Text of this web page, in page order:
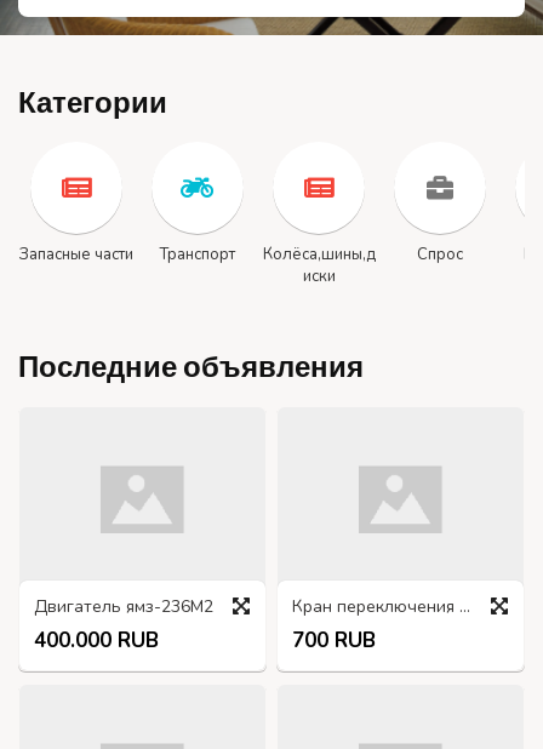
Категории
Запасные части Транспорт
Колёса,шины,д
иски
Спрос
Последние объявления
Двигатель ямз-236М2
400.000 RUB
Кран переключения баков 66-1104160, ПП8-Т, ГАЗ-66
700 RUB